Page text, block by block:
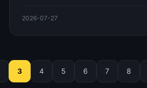
2026-07-27
3 4 5 6 7 8